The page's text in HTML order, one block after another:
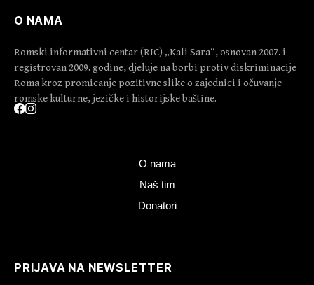
O NAMA
Romski informativni centar (RIC) „Kali Sara“, osnovan 2007. i
registrovan 2009. godine, djeluje na borbi protiv diskriminacije
Roma kroz promicanje pozitivne slike o zajednici i očuvanje
romske kulturne, jezičke i historijske baštine.
O nama
Naš tim
Donatori
PRIJAVA NA NEWSLETTER